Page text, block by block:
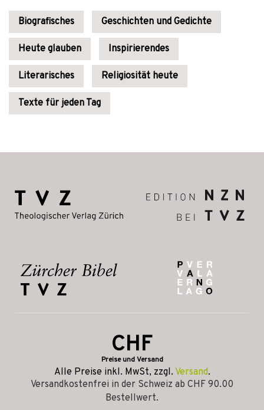
Biografisches Geschichten und Gedichte
Heute glauben Inspirierendes
Literarisches Religiosität heute
Texte für jeden Tag
CHF
Preise und Versand
Alle Preise inkl. MwSt, zzgl. Versand.
Versandkostenfrei in der Schweiz ab CHF 90.00
Bestellwert.